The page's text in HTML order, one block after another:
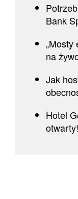
Bank
„Mosty
na
Jak
Hotel